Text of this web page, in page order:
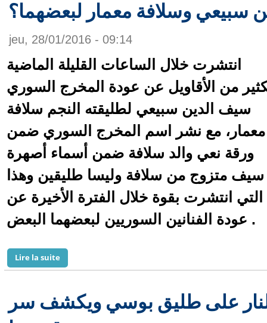
سبيعي وسلافة معمار لبعضهما؟
jeu, 28/01/2016 - 09:14
انتشرت خلال الساعات القليلة الماضية
من الأقاويل عن عودة المخرج السوري
سيف الدين سبيعي لطليقته النجم سلافة
معمار، مع نشر اسم المخرج السوري ضمن
ورقة نعي والد سلافة ضمن أسماء أصهرة
سيف متزوج من سلافة وليسا طليقين وهذا
انتشرت بقوة خلال الفترة الأخيرة عن
عودة الفنانين السوريين لبعضهما البعض .
Lire la suite
على طليق بوسي ويكشف سر